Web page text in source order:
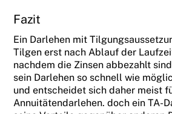
Fazit
Ein Darlehen mit
Tilgen erst nach Ablauf der
nachdem die Zinsen abbezahlt
sein Darlehen so schnell wie
und entscheidet sich daher meist
Annuitätendarlehen. doch ein TA-